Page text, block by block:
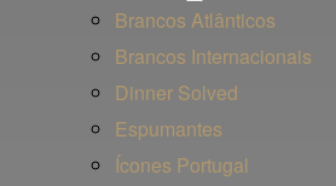
menu
Brancos Atlânticos
Brancos Internacionais
Dinner Solved
Espumantes
Ícones Portugal